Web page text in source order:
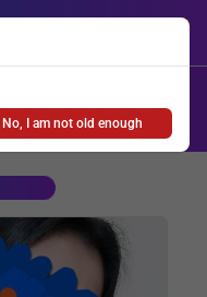
Spa Shemale
No, I am not old enough